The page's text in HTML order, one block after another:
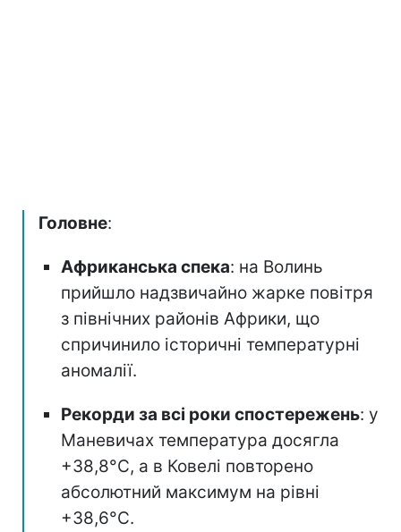
Головне:
Африканська спека: на Волинь
прийшло надзвичайно жарке повітря
з північних районів Африки, що
спричинило історичні температурні
аномалії.
Рекорди за всі роки спостережень: у
Маневичах температура досягла
+38,8°С, а в Ковелі повторено
абсолютний максимум на рівні
+38,6°С.